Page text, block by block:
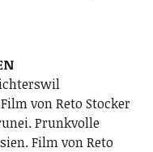
von Reto Stocker
Prunkvolle
Film von Reto